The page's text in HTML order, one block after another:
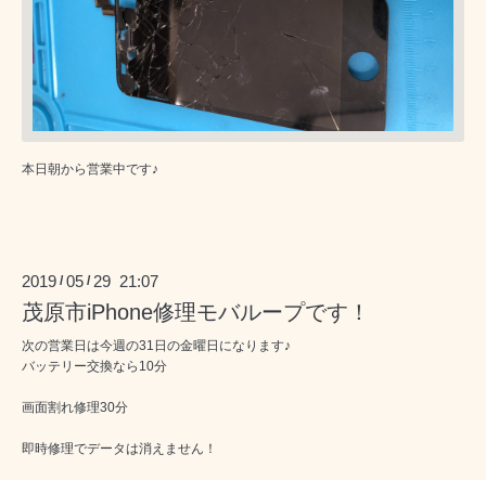
本日朝から営業中です♪
2019 /05 / 29 21:07
茂原市iPhone修理モバループです！
次の営業日は今週の31日の金曜日になります♪
バッテリー交換なら10分
画面割れ修理30分
即時修理でデータは消えません！